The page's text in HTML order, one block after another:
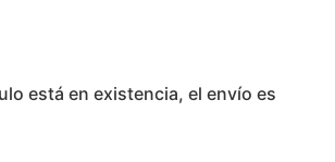
está en existencia, el envío es